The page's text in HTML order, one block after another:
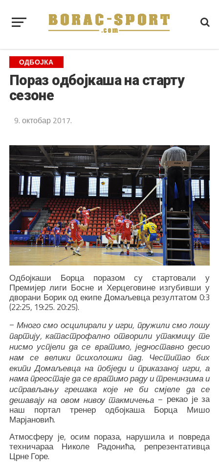
ОДБОЈКА
Пораз одбојкаша на старту
сезоне
9. октобар 2017.
Одбојкаши Борца поразом су стартовали у
Премијер лиги Босне и Херцеговине изгубивши у
дворани Борик од екипе Домаљевца резултатом 0:3
(22:25, 19:25. 20:25).
– Много смо осцилирали у игри, пружили смо лошу
партију, катастрофално отворили утакмицу те
нисмо успјели да се вратимо, једноставно десио
нам се велики психолошки пад. Честитао бих
екипи Домаљевца на побједи и приказаној игри, а
нама преостаје да се вратимо раду и тренинзима и
исправљању грешака које не би смјеле да се
дешавају на овом нивоу такмичења – рекао је за
наш портал тренер одбојкаша Борца Мишо
Марјановић.
Атмосферу је, осим пораза, нарушила и повреда
техничараа Николе Радонића, репрезентативца
Црне Горе.